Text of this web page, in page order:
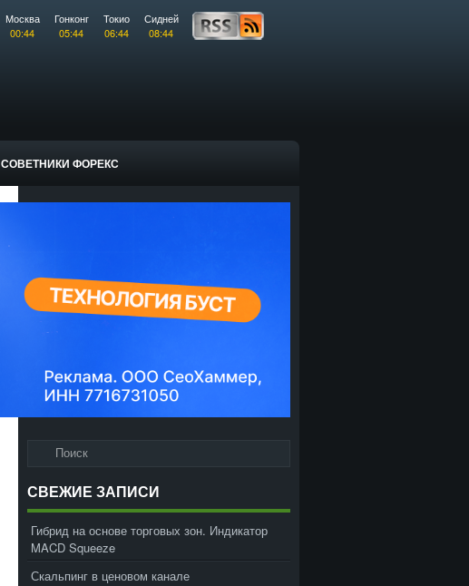
Москва
00:44
Гонконг
05:44
Токио
06:44
Сидней
08:44
СОВЕТНИКИ ФОРЕКС
СВЕЖИЕ ЗАПИСИ
Гибрид на основе торговых зон. Индикатор
MACD Squeeze
Скальпинг в ценовом канале